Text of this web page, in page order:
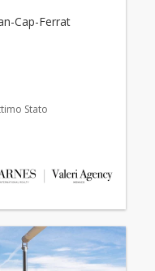
Cap-Ferrat
Stato